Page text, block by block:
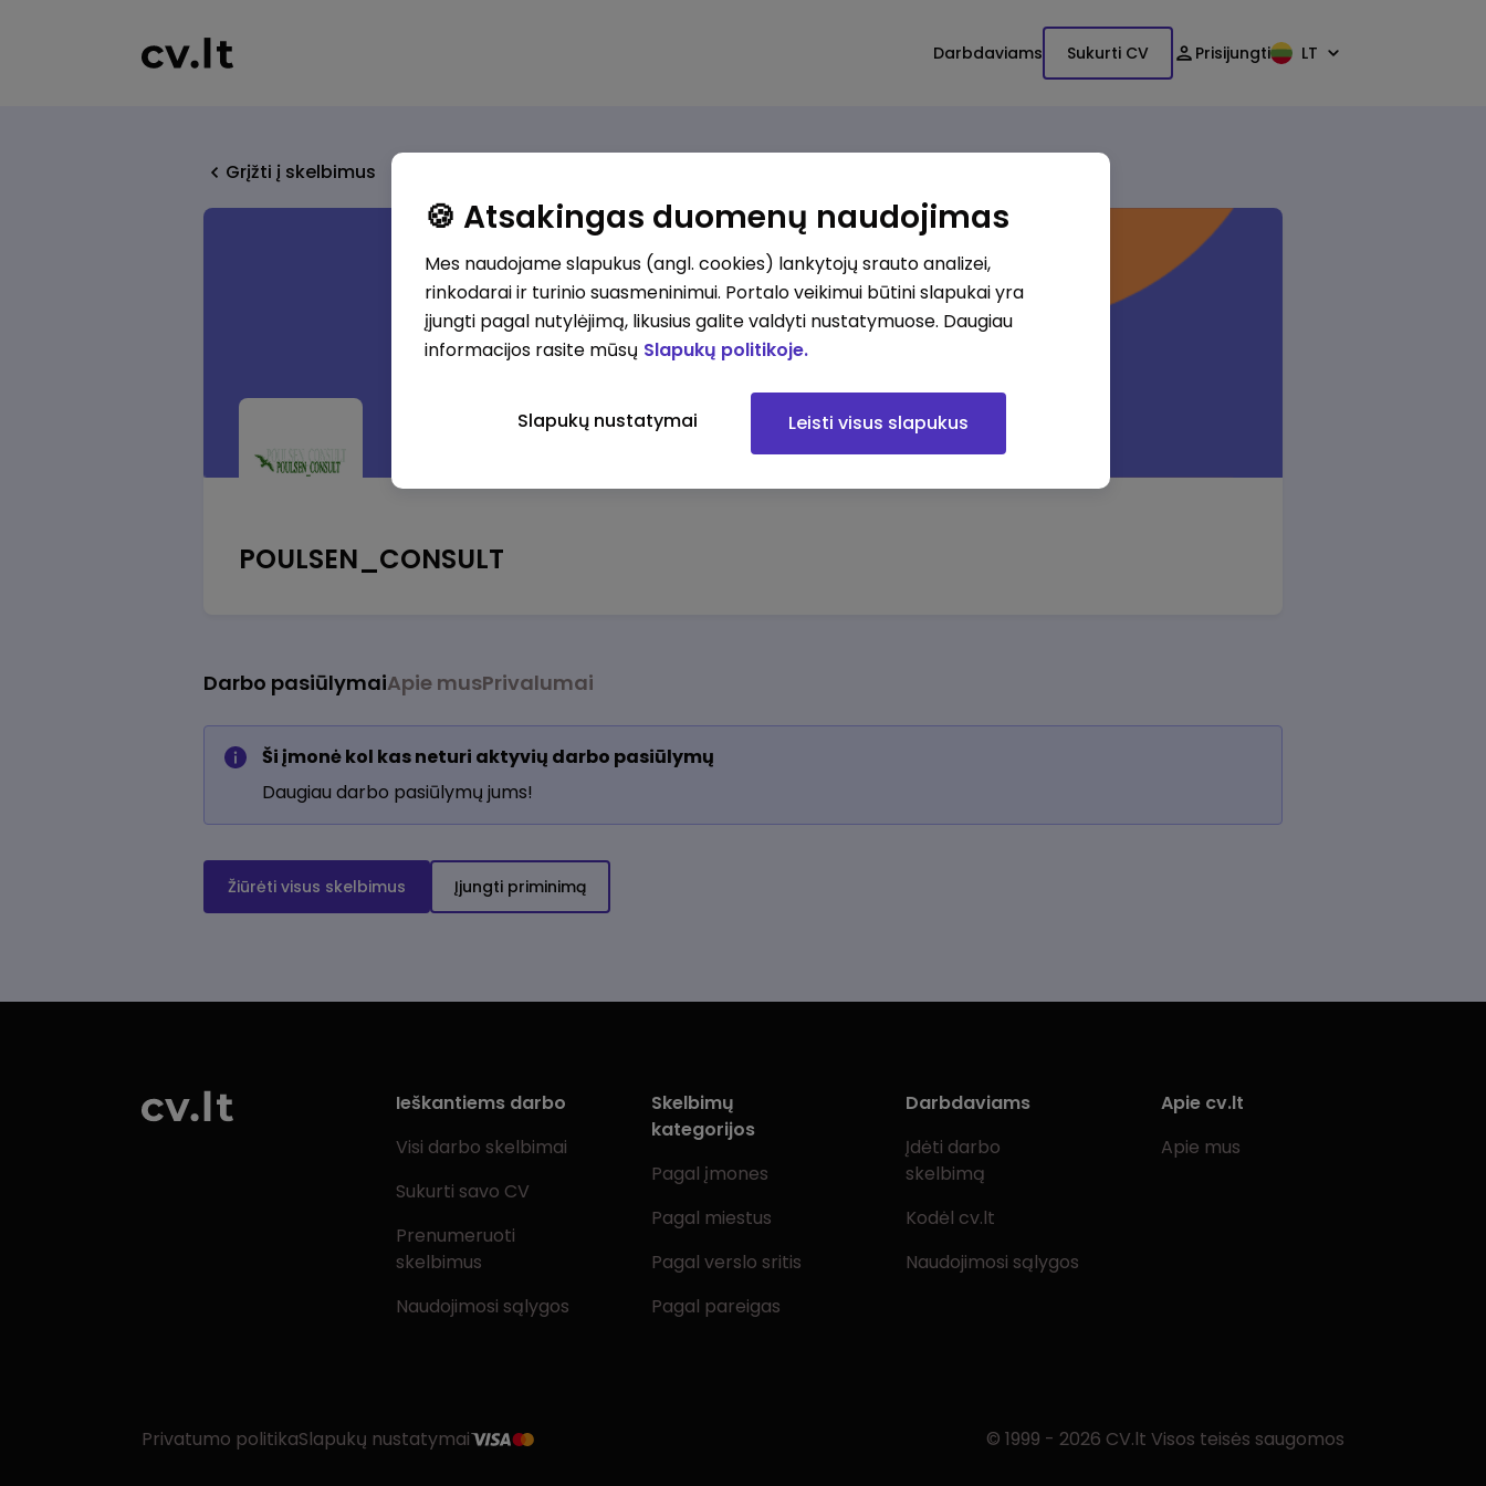
Darbdaviams Sukurti CV Prisijungti LT
Grįžti į skelbimus
POULSEN_CONSULT
Darbo pasiūlymaiApie musPrivalumai
Ši įmonė kol kas neturi aktyvių darbo pasiūlymų
Daugiau darbo pasiūlymų jums!
Žiūrėti visus skelbimus Įjungti priminimą
Ieškantiems darbo
Visi darbo skelbimai
Sukurti savo CV
Prenumeruoti
skelbimus
Naudojimosi sąlygos
Skelbimų
kategorijos
Pagal įmones
Pagal miestus
Pagal verslo sritis
Pagal pareigas
Darbdaviams
Įdėti darbo
skelbimą
Kodėl cv.lt
Naudojimosi sąlygos
Apie cv.lt
Apie mus
Privatumo politikaSlapukų nustatymai © 1999 - 2026 CV.lt Visos teisės saugomos
🍪 Atsakingas duomenų naudojimas
Mes naudojame slapukus (angl. cookies) lankytojų srauto analizei,
rinkodarai ir turinio suasmeninimui. Portalo veikimui būtini slapukai yra
įjungti pagal nutylėjimą, likusius galite valdyti nustatymuose. Daugiau
informacijos rasite mūsų Slapukų politikoje.
Slapukų nustatymai Leisti visus slapukus